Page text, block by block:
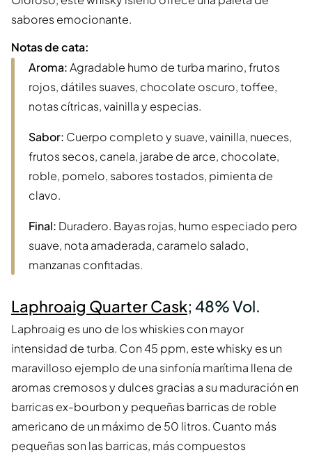
sabores emocionante.
Notas de cata:
Aroma:Agradable humo de turba marino, frutos
rojos, dátiles suaves, chocolate oscuro, toffee,
notas cítricas, vainilla y especias.
Sabor: Cuerpo completo y suave, vainilla, nueces,
frutos secos, canela, jarabe de arce, chocolate,
roble, pomelo, sabores tostados, pimienta de
clavo.
Final: Duradero. Bayas rojas, humo especiado pero
suave, nota amaderada, caramelo salado,
manzanas confitadas.
Laphroaig Quarter Cask; 48% Vol.
Laphroaig es uno de los whiskies con mayor
intensidad de turba. Con 45 ppm, este whisky es un
maravilloso ejemplo de una sinfonía marítima llena de
aromas cremosos y dulces gracias a su maduración en
barricas ex-bourbon y pequeñas barricas de roble
americano de un máximo de 50 litros. Cuanto más
pequeñas son las barricas, más compuestos